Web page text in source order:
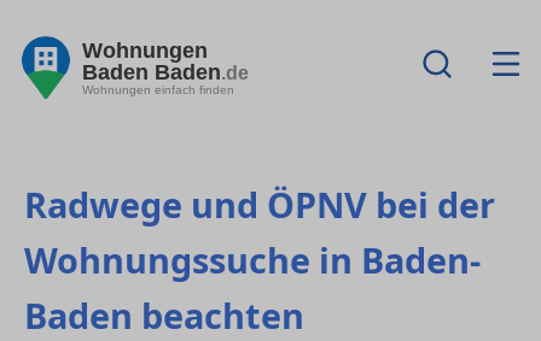
Wohnungen
Baden Baden.de
Wohnungen einfach finden
Radwege und ÖPNV bei der
Wohnungssuche in Baden-
Baden beachten